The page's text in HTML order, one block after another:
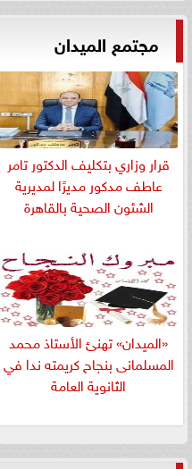
مجتمع الميدان
قرار وزاري بتكليف الدكتور تامر
عاطف مدكور مديرًا لمديرية
الشئون الصحية بالقاهرة
«الميدان» تهنئ الأستاذ محمد
المسلمانى بنجاح كريمته ندا في
الثانوية العامة